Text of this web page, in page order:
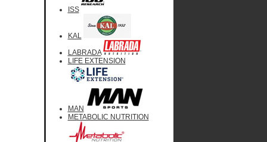
ISS
KAL
LABRADA
LIFE EXTENSION
MAN
METABOLIC NUTRITION